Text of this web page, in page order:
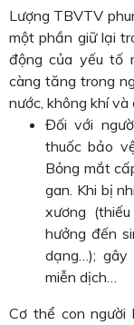
Lượng TBVTV
một phần giữ lại
động của yếu tố
càng tăng trong
nước, không khí
Đối với
thuốc bảo
Bỏng mắt
gan. Khi bị
xương
hưởng đến
dạng…);
miễn dịch…
Cơ thể con người